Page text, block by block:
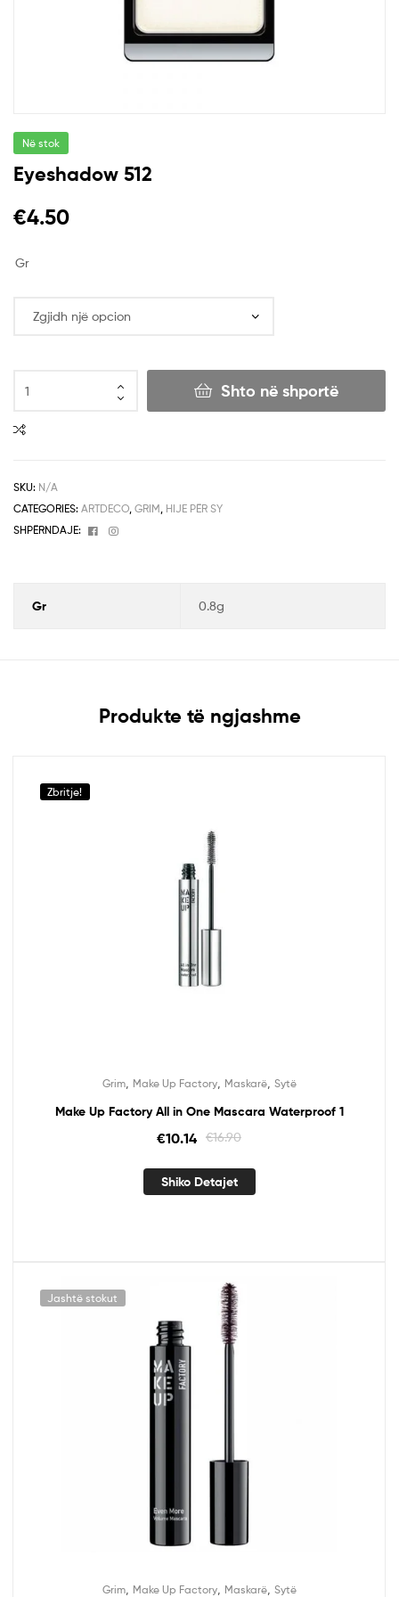
Në stok
Eyeshadow 512
€4.50
Gr
Shto në shportë
SKU: N/A
CATEGORIES: ARTDECO GRIM HIJE PËR SY
SHPËRNDAJE:
Facebook
Instagram
Gr 0.8g
Produkte të ngjashme
Zbritje!
Grim, Make Up Factory, Maskarë, Sytë
Make Up Factory All in One Mascara Waterproof 1
€16.90
€10.14
Shiko Detajet
Jashtë stokut
Grim, Make Up Factory, Maskarë, Sytë